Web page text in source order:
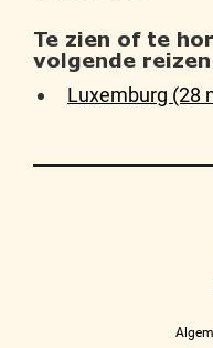
Te zien of te
volgende
Luxemburg (28